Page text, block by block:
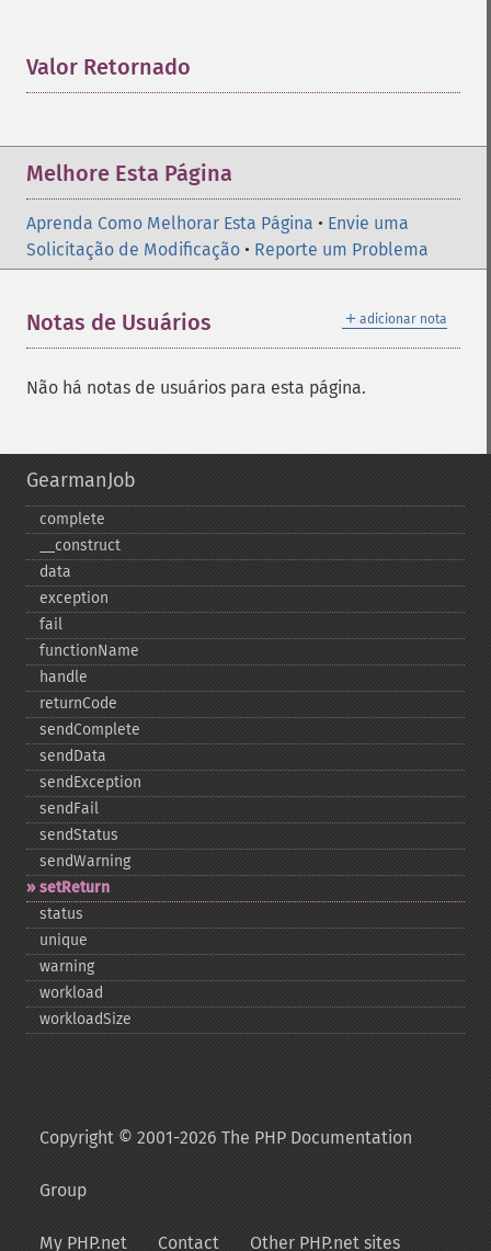
Valor Retornado
Melhore Esta Página
Aprenda Como Melhorar Esta Página • Envie uma
Solicitação de Modificação • Reporte um Problema
＋ adicionar nota
Notas de Usuários
Não há notas de usuários para esta página.
GearmanJob
complete
_​_​construct
data
exception
fail
functionName
handle
returnCode
sendComplete
sendData
sendException
sendFail
sendStatus
sendWarning
setReturn
status
unique
warning
workload
workloadSize
Copyright © 2001-2026 The PHP Documentation
Group
My PHP.net Contact Other PHP.net sites